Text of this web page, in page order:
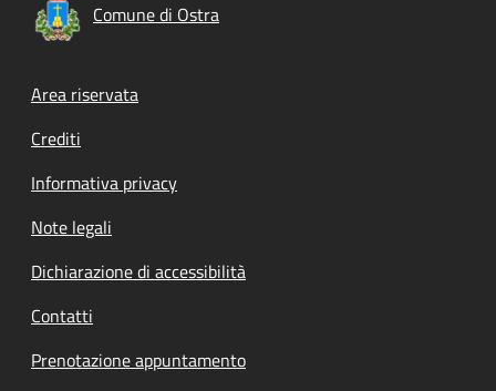
Comune di Ostra
Footer menu
Area riservata
Crediti
Informativa privacy
Note legali
Dichiarazione di accessibilità
Contatti
Prenotazione appuntamento